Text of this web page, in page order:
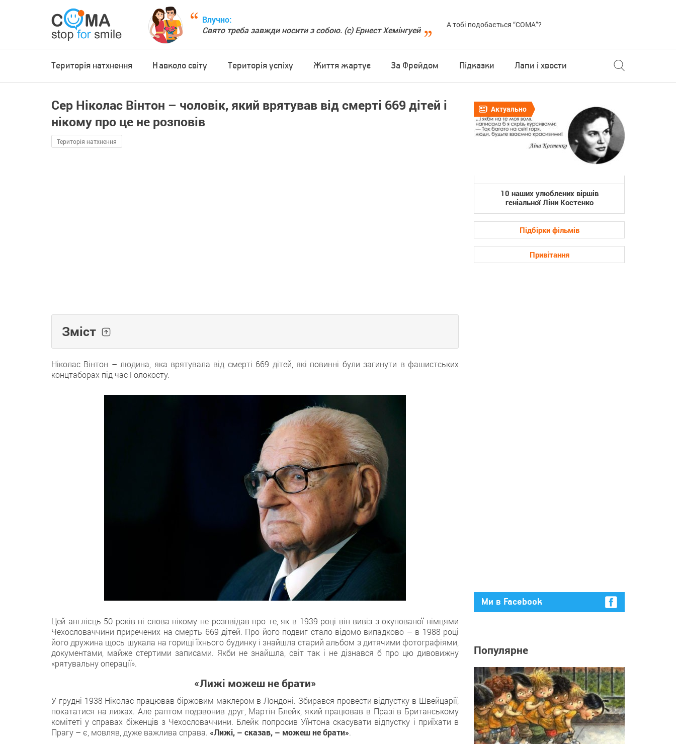
Влучно:
Свято треба завжди носити з собою. (с) Ернест Хемінгуей
А тобі подобається “COMA”?
Територія натхнення Навколо світу Територія успіху Життя жартує За Фрейдом Підказки Лапи і хвости
Сер Ніколас Вінтон – чоловік, який врятував від смерті 669 дітей і
нікому про це не розповів
Територія натхнення
Зміст
Ніколас Вінтон – людина, яка врятувала від смерті 669 дітей, які повинні були загинути в фашистських
концтаборах під час Голокосту.
Цей англієць 50 років ні слова нікому не розпвідав про те, як в 1939 році він вивіз з окупованої німцями
Чехословаччини приречених на смерть 669 дітей. Про його подвиг стало відомо випадково – в 1988 році
його дружина щось шукала на горищі їхнього будинку і знайшла старий альбом з дитячими фотографіями,
документами, майже стертими записами. Якби не знайшла, світ так і не дізнався б про цю дивовижну
«рятувальну операції».
«Лижі можеш не брати»
У грудні 1938 Ніколас працював біржовим маклером в Лондоні. Збирався провести відпустку в Швейцарії,
покататися на лижах. Але раптом подзвонив друг, Мартін Блейк, який працював в Празі в Британському
комітеті у справах біженців з Чехословаччини. Блейк попросив Уїнтона скасувати відпустку і приїхати в
Прагу – є, мовляв, дуже важлива справа. «Лижі, – сказав, – можеш не брати».
Актуально
10 наших улюблених віршів
геніальної Ліни Костенко
Підбірки фільмів
Привітання
Ми в Facebook
Популярне